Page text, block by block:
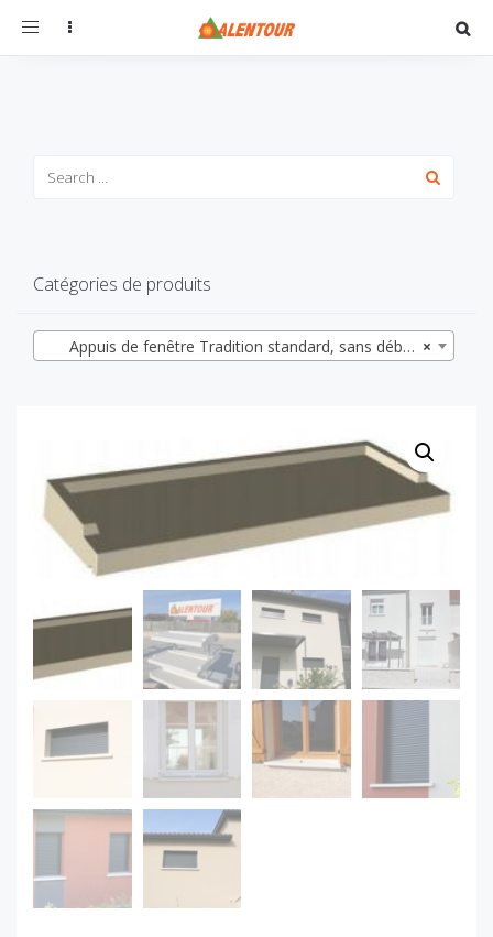
Toggle
Catégories de produits
×
Appuis de fenêtre Tradition standard, sans débord intérieur, profondeur 28